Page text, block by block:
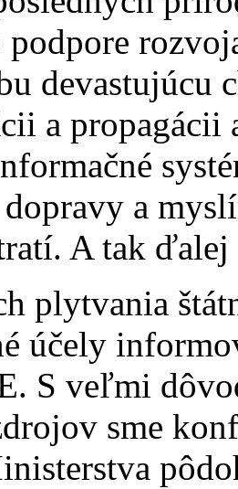
devastujúcu
a propagácii
a
A tak ďalej
plytvania
účely
S veľmi
sme